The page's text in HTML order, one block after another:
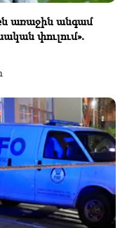
առաջին անգամ
փուլում».